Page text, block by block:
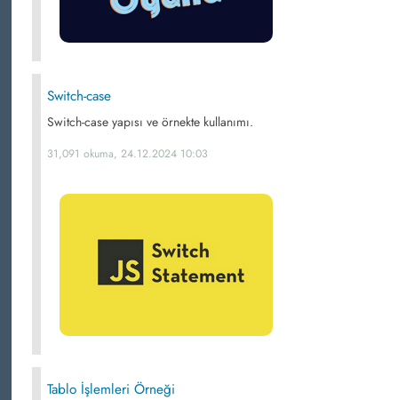
Switch-case
Switch-case yapısı ve örnekte kullanımı.
31,091 okuma, 24.12.2024 10:03
Tablo İşlemleri Örneği